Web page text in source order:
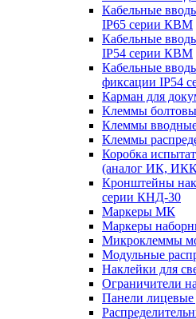
Кабельные
IP65 серии КВМ
Кабельные
IP54 серии КВМ
Кабельные
фиксации IP54
Карман для
Клеммы
Клеммы
Клеммы
Коробка
(аналог ИК,
Кронштейны
серии КНД-30
Маркеры МК
Маркеры
Микроклеммы
Модульные
Наклейки для
Ограничители
Панели лицевые